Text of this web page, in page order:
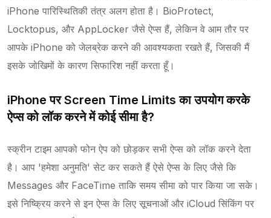
iPhone पारिस्थितिकी तंत्र अलग होता है। BioProtect,
Locktopus, और AppLocker जैसे ऐप्स हैं, लेकिन वे आम तौर पर
आपके iPhone को जेलब्रेक करने की आवश्यकता रखते हैं, जिसकी मैं
इसके जोखिमों के कारण सिफारिश नहीं करता हूँ।
iPhone पर Screen Time Limits का उपयोग करके
ऐप्स को लॉक करने में कोई सीमा है?
स्क्रीन टाइम आपको फोन ऐप को छोड़कर सभी ऐप्स को लॉक करने देता
है। आप 'हमेशा अनुमति' सेट कर सकते हैं ऐसे ऐप्स के लिए जैसे कि
Messages और FaceTime ताकि समय सीमा को पार किया जा सके।
इसे निष्क्रिय करने से इन ऐप्स के लिए सूचनाओं और iCloud सिंकिंग पर